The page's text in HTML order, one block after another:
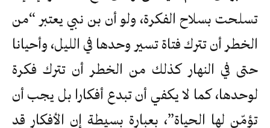
تسلحت بسلاح الفكرة، ولو أن بن نبي يعتبر “من
الخطر أن تترك فتاة تسير وحدها في الليل، وأحيانا
حتى في النهار كذلك من الخطر أن تترك فكرة
لوحدها، كما لا يكفي أن تبدع أفكارا بل يجب أن
تؤمّن لها الحياة”، بعبارة بسيطة إن الأفكار قد